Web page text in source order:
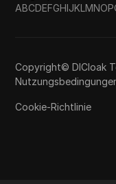
ABCDEFGHIJKLMNOP
Copyright© DICloak
Cookie-Richtlinie